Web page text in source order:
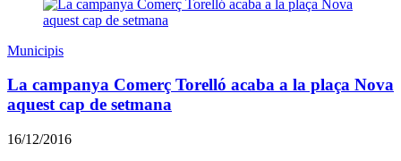
Municipis
La campanya Comerç Torelló acaba a la plaça Nova
aquest cap de setmana
16/12/2016